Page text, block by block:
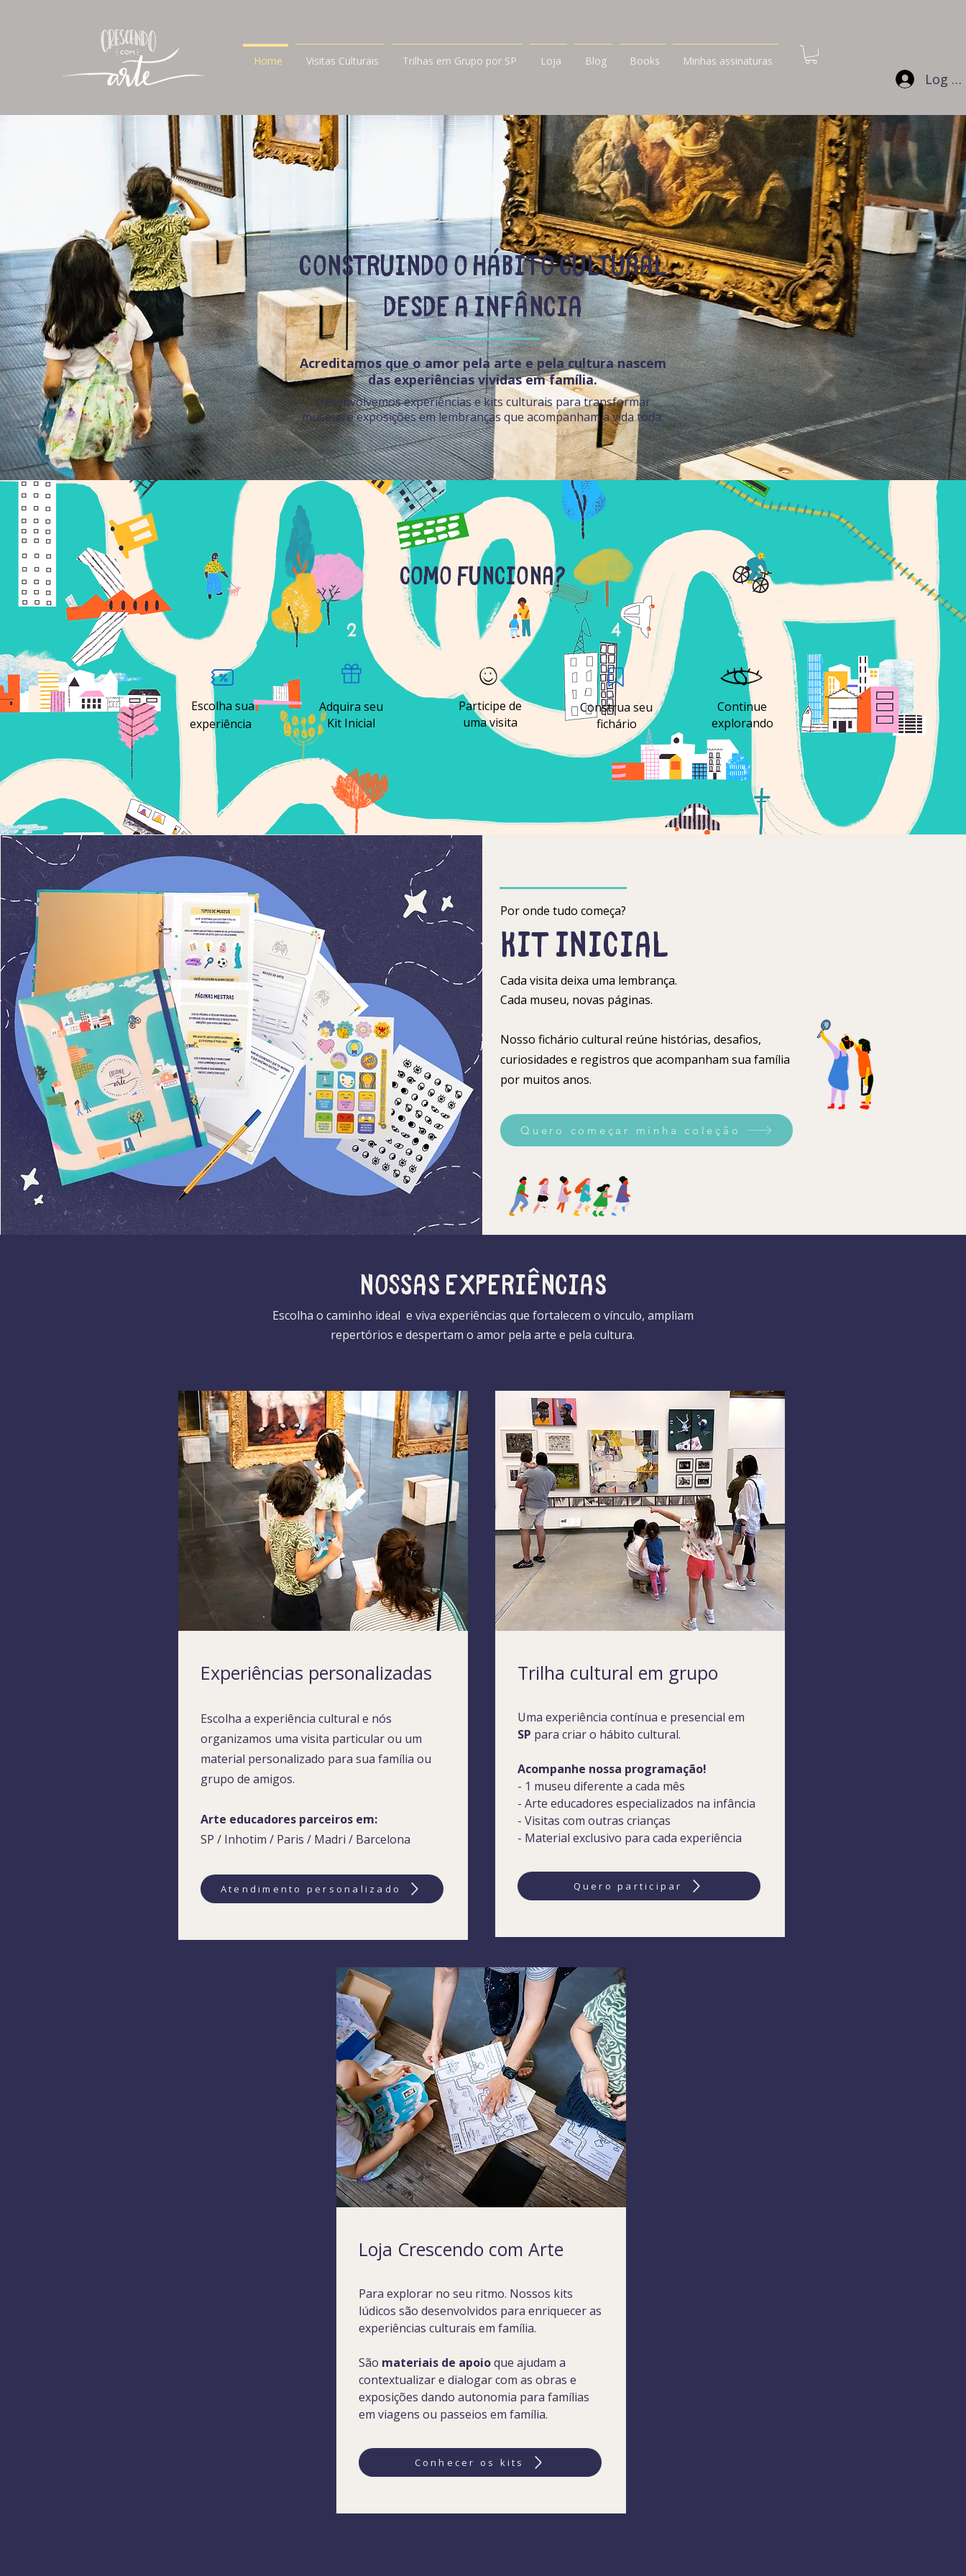
Home Visitas Culturais Trilhas em Grupo por SP Loja Blog Books Minhas assinaturas
Log In
construindo o hábito cultural
desde a infância
Acreditamos que o amor pela arte e pela cultura nascem
das experiências vividas em família.
Desenvolvemos experiências e kits culturais para transformar
museus e exposições em lembranças que acompanham a vida toda.
como funciona?
1
Escolha sua
experiência
2
Adquira seu
Kit Inicial
3
Participe de
uma visita
4
Construa seu
fichário
5
Continue
explorando
kit inicial
Por onde tudo começa?
Cada visita deixa uma lembrança.
Cada museu, novas páginas.
Nosso fichário cultural reúne histórias, desafios,
curiosidades e registros que acompanham sua família
por muitos anos.
Quero começar minha coleção
nossas experiências
Escolha o caminho ideal e viva experiências que fortalecem o vínculo, ampliam
repertórios e despertam o amor pela arte e pela cultura.​
Experiências personalizadas
Escolha a experiência cultural e nós
organizamos uma visita particular ou um
material personalizado para sua família ou
grupo de amigos.
Arte educadores parceiros em:
SP /Inhotim / Paris / Madri / Barcelona
Atendimento personalizado
Trilha cultural em grupo
Uma experiência contínua e presencial em
SP para criar o hábito cultural.
Acompanhe nossa programação!
- 1 museu diferente a cada mês
- Arte educadores especializados na infância
- Visitas com outras crianças
- Material exclusivo para cada experiência
Quero participar
Loja Crescendo com Arte
Para explorar no seu ritmo. Nossos kits
lúdicos são desenvolvidos para enriquecer as
experiências culturais em família.
São materiais de apoioque ajudam a
contextualizar e dialogar com as obras e
exposições dando autonomia para famílias
em viagens ou passeios em família.
Conhecer os kits